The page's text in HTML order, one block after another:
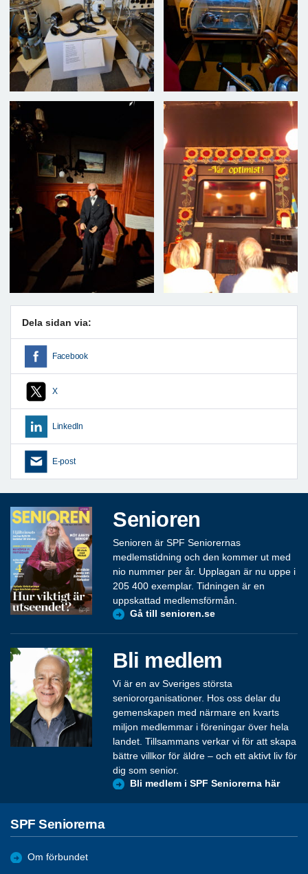
Dela sidan via:
Facebook
X
LinkedIn
E-post
Senioren
Senioren är SPF Seniorernas
medlemstidning och den kommer ut med
nio nummer per år. Upplagan är nu uppe i
205 400 exemplar. Tidningen är en
uppskattad medlemsförmån.
Gå till senioren.se
Bli medlem
Vi är en av Sveriges största
seniororganisationer. Hos oss delar du
gemenskapen med närmare en kvarts
miljon medlemmar i föreningar över hela
landet. Tillsammans verkar vi för att skapa
bättre villkor för äldre – och ett aktivt liv för
dig som senior.
Bli medlem i SPF Seniorerna här
SPF Seniorerna
Om förbundet